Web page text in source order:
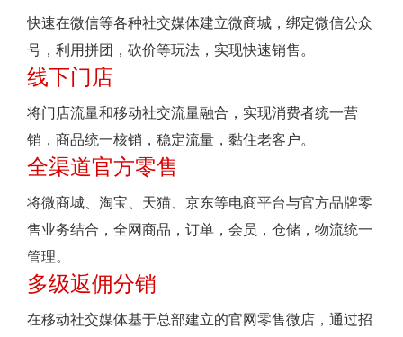
快速在微信等各种社交媒体建立微商城，绑定微信公众
号，利用拼团，砍价等玩法，实现快速销售。
线下门店
将门店流量和移动社交流量融合，实现消费者统一营
销，商品统一核销，稳定流量，黏住老客户。
全渠道官方零售
将微商城、淘宝、天猫、京东等电商平台与官方品牌零
售业务结合，全网商品，订单，会员，仓储，物流统一
管理。
多级返佣分销
在移动社交媒体基于总部建立的官网零售微店，通过招